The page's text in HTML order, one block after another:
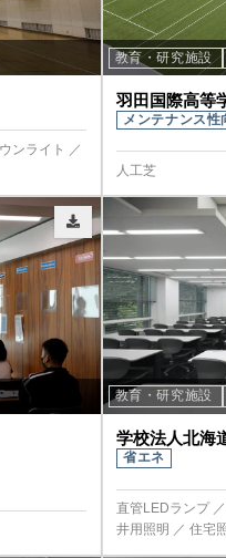
ンライト ／
教育・研究施設
羽田国際高等
メンテナンス性
人工芝
教育・研究施設
学校法人北海
省エネ
直管LEDランプ
井用照明 ／ 住宅